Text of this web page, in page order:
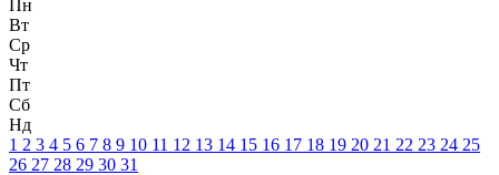
Пн
Вт
Ср
Чт
Пт
Сб
Нд
1 2 3 4 5 6 7 8 9 10 11 12 13 14 15 16 17 18 19 20 21 22 23 24 25
26 27 28 29 30 31